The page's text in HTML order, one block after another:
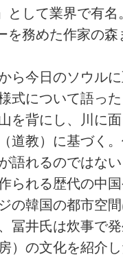
として業界で有
を務めた作家の
ら今日のソウル
式について語っ
を背にし、川に
道教）に基づく
語れるのではな
られる歴代の中
の韓国の都市空
冨井氏は炊事で
）の文化を紹介